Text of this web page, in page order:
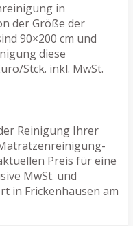
in
der Größe der
90×200 cm und
diese
Stck. inkl. MwSt.
Reinigung Ihrer
Preis für eine
MwSt. und
in Frickenhausen am